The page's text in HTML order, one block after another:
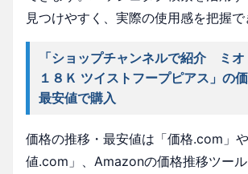
見つけやすく、実際の使用感を把握で
「ショップチャンネルで紹介 ミ
１８Ｋ ツイストフープピアス」の
最安値で購入
価格の推移・最安値は「価格.com」
値.com」、Amazonの価格推移ツー